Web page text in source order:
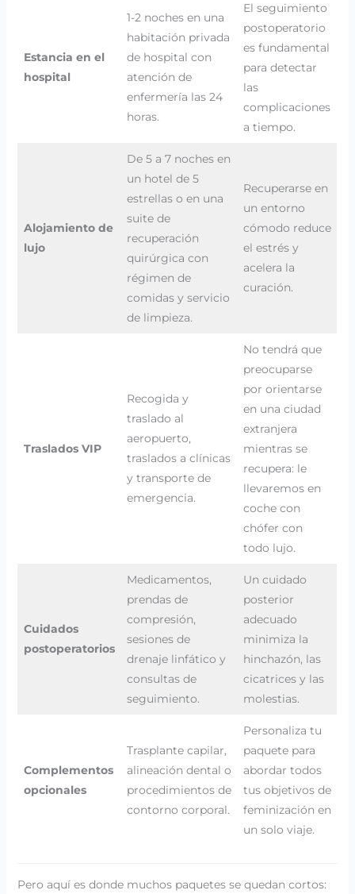
Estancia en el
hospital
1-2 noches en una
habitación privada
de hospital con
atención de
enfermería las 24
horas.
El seguimiento
postoperatorio
es fundamental
para detectar
las
complicaciones
a tiempo.
Alojamiento de
lujo
De 5 a 7 noches en
un hotel de 5
estrellas o en una
suite de
recuperación
quirúrgica con
régimen de
comidas y servicio
de limpieza.
Recuperarse en
un entorno
cómodo reduce
el estrés y
acelera la
curación.
Traslados VIP
Recogida y
traslado al
aeropuerto,
traslados a clínicas
y transporte de
emergencia.
No tendrá que
preocuparse
por orientarse
en una ciudad
extranjera
mientras se
recupera: le
llevaremos en
coche con
chófer con
todo lujo.
Cuidados
postoperatorios
Medicamentos,
prendas de
compresión,
sesiones de
drenaje linfático y
consultas de
seguimiento.
Un cuidado
posterior
adecuado
minimiza la
hinchazón, las
cicatrices y las
molestias.
Complementos
opcionales
Trasplante capilar,
alineación dental o
procedimientos de
contorno corporal.
Personaliza tu
paquete para
abordar todos
tus objetivos de
feminización en
un solo viaje.
Pero aquí es donde muchos paquetes se quedan cortos: